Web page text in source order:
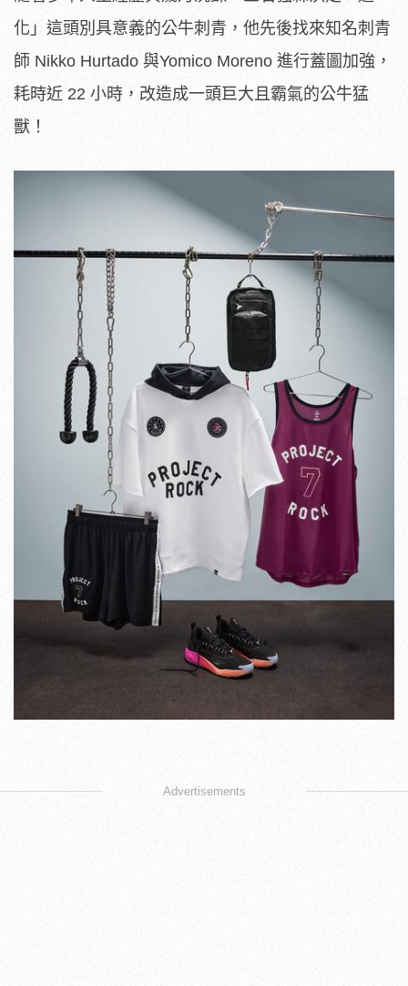
化」這頭別具意義的公牛刺青，他先後找來知名刺青
師 Nikko Hurtado 與Yomico Moreno 進行蓋圖加強，
耗時近 22 小時，改造成一頭巨大且霸氣的公牛猛
獸！
Advertisements